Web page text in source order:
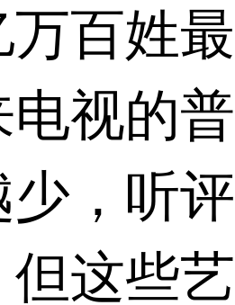
万百姓
电视的
少，听
但这些